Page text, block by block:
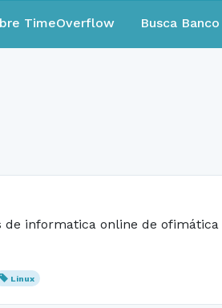
TimeOverflow Busca
de informatica online de ofimática
Linux